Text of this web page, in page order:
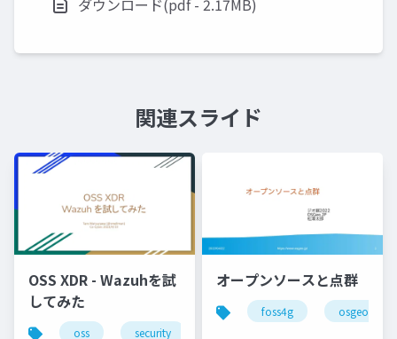
ダウンロード(pdf - 2.17MB)
関連スライド
OSS XDR - Wazuhを試
してみた
oss security
オープンソースと点群
foss4g osgeo